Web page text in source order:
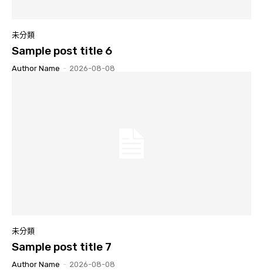
未分類
Sample post title 6
Author Name - 2026-08-08
未分類
Sample post title 7
Author Name - 2026-08-08